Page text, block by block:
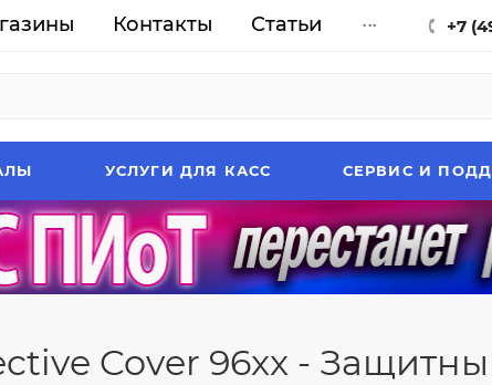
Контакты Статьи ... +7
УСЛУГИ ДЛЯ КАСС СЕРВИС И
Cover 96xx -